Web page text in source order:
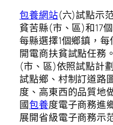
包養網站(六)試點示
貧苦縣(市、區)和17
每縣選擇1個鄉鎮，
開電商扶貧試點任務
(市、區)依照試點計
試點鄉、村制訂道路
度、高東西的品質地
國包養度電子商務進
展開省級電子商務示